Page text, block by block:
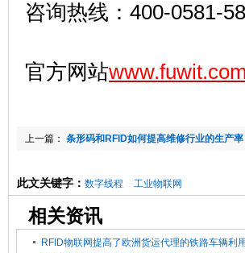
咨询热线：400-0581-
官方网站
上一篇： 条形码和RFID如何提高维修行业的生产率
此文关键字： 数字线程 工业物联网
相关资讯
RFID物联网提高了欧洲货运代理的铁路车辆利